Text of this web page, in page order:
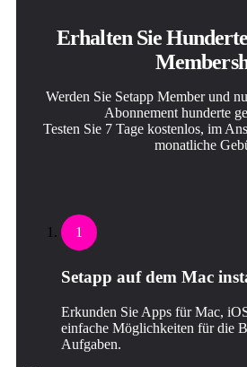
Erhalten Sie
Werden Sie Setapp Member und
Abonnement hunderte
Testen Sie 7 Tage kostenlos, im
monatliche
1
Setapp auf dem Mac
Erkunden Sie Apps für Mac,
einfache Möglichkeiten für die
Aufgaben.